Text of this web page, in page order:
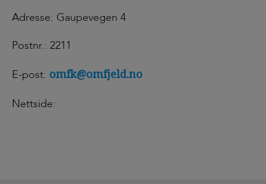
Adresse: Gaupevegen 4
Postnr.: 2211
E-post: omfk@omfjeld.no
Nettside: